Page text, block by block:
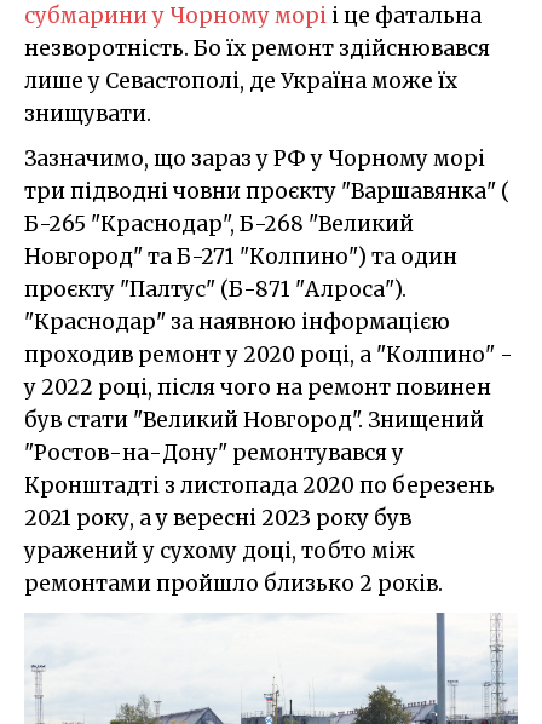
субмарини у Чорному морі і це фатальна
незворотність. Бо їх ремонт здійснювався
лише у Севастополі, де Україна може їх
знищувати.
Зазначимо, що зараз у РФ у Чорному морі
три підводні човни проєкту "Варшавянка" (
Б-265 "Краснодар", Б-268 "Великий
Новгород" та Б-271 "Колпино") та один
проєкту "Палтус" (Б-871 "Алроса").
"Краснодар" за наявною інформацією
проходив ремонт у 2020 році, а "Колпино" -
у 2022 році, після чого на ремонт повинен
був стати "Великий Новгород". Знищений
"Ростов-на-Дону" ремонтувався у
Кронштадті з листопада 2020 по березень
2021 року, а у вересні 2023 року був
уражений у сухому доці, тобто між
ремонтами пройшло близько 2 років.